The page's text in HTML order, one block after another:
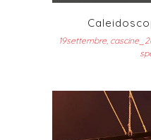
19settembre,